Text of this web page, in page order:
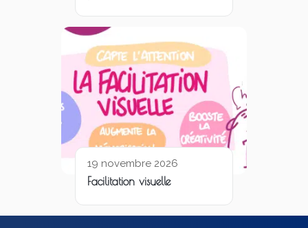
19 novembre 2026
Facilitation visuelle